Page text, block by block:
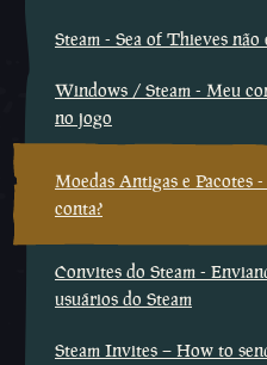
Steam - Sea of Thieves não
Windows / Steam - Meu
no jogo
Moedas Antigas e Pacotes
conta?
Convites do Steam -
usuários do Steam
Steam Invites – How to